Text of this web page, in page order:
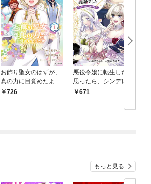
お飾り聖女のはずが、
真の力に目覚めたよう
です THE COMIC 1巻
726
悪役令嬢に転生したと
思ったら、シンデレラ
の義姉でした ～シンデ
671
もっと見る